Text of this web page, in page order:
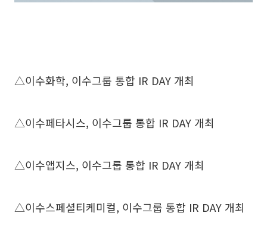
△이수화학, 이수그룹 통합 IR DAY 개최
△이수페타시스, 이수그룹 통합 IR DAY 개최
△이수앱지스, 이수그룹 통합 IR DAY 개최
△이수스페셜티케미컬, 이수그룹 통합 IR DAY 개최